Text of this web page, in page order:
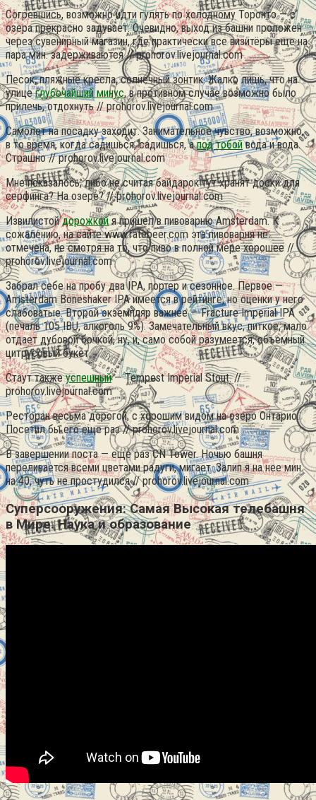
Согревшись, возможно идти гулять по холодному Торонто — с
озера прекрасно задувает. Очевидно, выход из башни проложен
через сувенирный магазин, где практически все визитёры еще на
пара мин. задерживаются // prohorov.livejournal.com
Песок, пляжные кресла, солнечный зонтик. Жалко лишь, что на
улицеглубочайший минус, в противном случае возможно было
прилечь, отдохнуть // prohorov.livejournal.com
Самолет на посадку заходит. Занимательное чувство, возможно,
в то время, когда садишься, садишься, апод тобойвода и вода.
Страшно // prohorov.livejournal.com
Мне показалось, либо не считая байдарок тут хранят доски для
серфинга? На озере? // prohorov.livejournal.com
Извилистойдорожкойя пришел в пивоварню Amsterdam. К
сожалению, на сайте www.ratebeer.com эта пивоварня не
отмечена, не смотря на то, что пиво в полной мере хорошее //
prohorov.livejournal.com
Забрал себе на пробу два IPA, портер и сезонное. Первое —
Amsterdam Boneshaker IPA имеется в рейтинге, но оценки у него
слабоватые. Второй экземпляр важнее — Fracture Imperial IPA
(печаль 105 IBU, алкоголь 9%). Замечательный вкус, питкое, мало
отдает дубовой бочкой, ну, и, само собой разумеется, объемный
цитрусовый букет.
Стаут такжеуспешный— Tempest Imperial Stout. //
prohorov.livejournal.com
Ресторан весьма дорогой, с хорошим видом на озеро Онтарио.
Посетил бы его еще раз // prohorov.livejournal.com
В завершении поста — еще раз CN Tower. Ночью башня
переливается всеми цветами радуги, мигает. Залип я на нее мин.
на 40, чуть не простудился // prohorov.livejournal.com
Суперсооружения: Самая Высокая телебашня
в Мире. Наука и образование